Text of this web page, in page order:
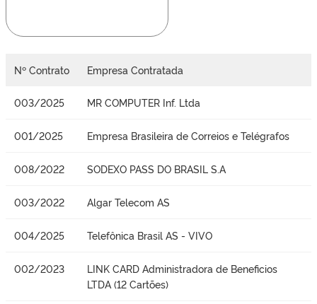
Nº Contrato Empresa Contratada
003/2025 MR COMPUTER Inf. Ltda
001/2025 Empresa Brasileira de Correios e Telégrafos
008/2022 SODEXO PASS DO BRASIL S.A
003/2022 Algar Telecom AS
004/2025 Telefônica Brasil AS - VIVO
002/2023
LINK CARD Administradora de Beneficios
LTDA (12 Cartões)